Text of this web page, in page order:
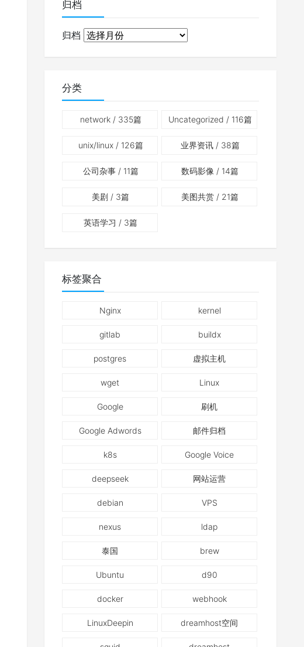
归档
归档
分类
network/ 335篇 Uncategorized / 116篇
unix/linux/ 126篇 业界资讯/ 38篇
公司杂事/ 11篇 数码影像 / 14篇
美剧 / 3篇 美图共赏 / 21篇
英语学习 / 3篇
标签聚合
Nginx kernel
gitlab buildx
postgres 虚拟主机
wget Linux
Google 刷机
Google Adwords 邮件归档
k8s Google Voice
deepseek 网站运营
debian VPS
nexus ldap
泰国 brew
Ubuntu d90
docker webhook
LinuxDeepin dreamhost空间